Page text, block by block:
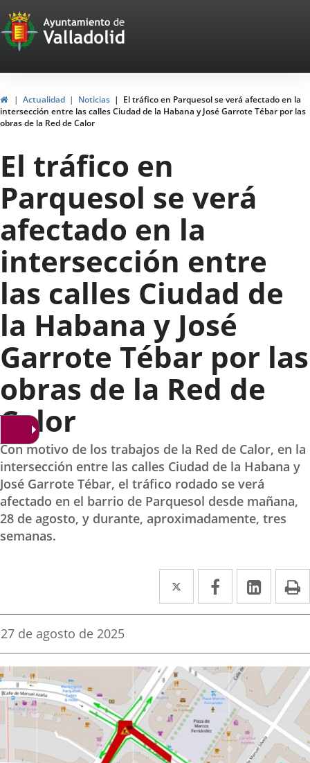
Portal
Web
del
Ayuntamiento
de
Valladolid
HomeActualidad Noticias
El tráfico en Parquesol se verá afectado en la
intersección entre las calles Ciudad de la Habana y José Garrote Tébar por las
obras de la Red de Calor
El tráfico en
Parquesol se verá
afectado en la
intersección entre
las calles Ciudad de
la Habana y José
Garrote Tébar por las
obras de la Red de
Calor
Con motivo de los trabajos de la Red de Calor, en la
intersección entre las calles Ciudad de la Habana y
José Garrote Tébar, el tráfico rodado se verá
afectado en el barrio de Parquesol desde mañana,
28 de agosto, y durante, aproximadamente, tres
semanas.
Twitter
Enlace
a
aplicación
externa.
Facebook
Enlace
a
aplicación
externa.
Enlace
a
Fecha
la
noticia
27 de agosto de 2025